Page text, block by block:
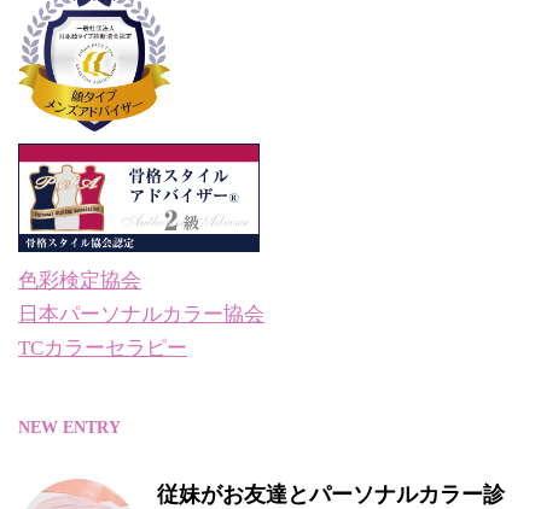
色彩検定協会
日本パーソナルカラー協会
TCカラーセラピー
NEW ENTRY
従妹がお友達とパーソナルカラー診